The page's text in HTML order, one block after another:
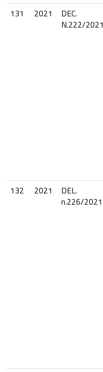
131 2021
DEC.
N.222/2021
132 2021
DEL.
n.226/2021